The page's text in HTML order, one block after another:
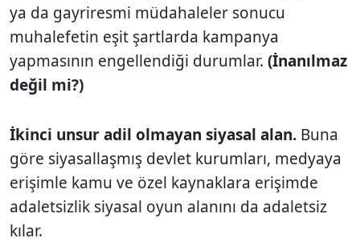
ya da gayriresmi müdahaleler sonucu
muhalefetin eşit şartlarda kampanya
yapmasının engellendiği durumlar. (İnanılmaz
değil mi?)
İkinci unsur adil olmayan siyasal alan. Buna
göre siyasallaşmış devlet kurumları, medyaya
erişimle kamu ve özel kaynaklara erişimde
adaletsizlik siyasal oyun alanını da adaletsiz
kılar.